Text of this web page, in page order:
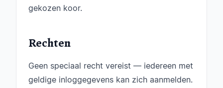
gekozen koor.
Rechten
Geen speciaal recht vereist — iedereen met
geldige inloggegevens kan zich aanmelden.